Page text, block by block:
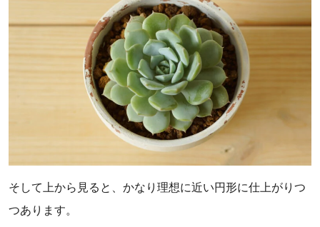
そして上から見ると、かなり理想に近い円形に仕上がりつ
つあります。